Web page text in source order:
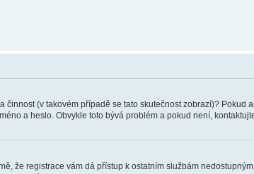
(v takovém případě se tato skutečnost zobrazí)? Pokud
a heslo. Obvykle toto bývá problém a pokud není,
že registrace vám dá přístup k ostatním službám